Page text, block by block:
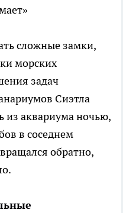
сложные замки,
морских
задач
Сиэтла
из аквариума ночью,
в соседнем
обратно,